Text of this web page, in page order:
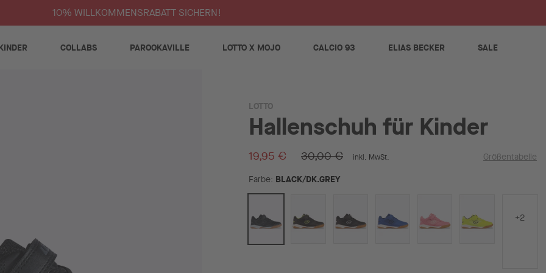
10% WILLKOMMENSRABATT SICHERN!
COLLABS PAROOKAVILLE LOTTO X MOJO CALCIO 93 ELIAS BECKER SALE
LOTTO
Hallenschuh für Kinder
19,95 € 30,00 € inkl. MwSt. Größentabelle
Farbe BLACK/DK.GREY
+2